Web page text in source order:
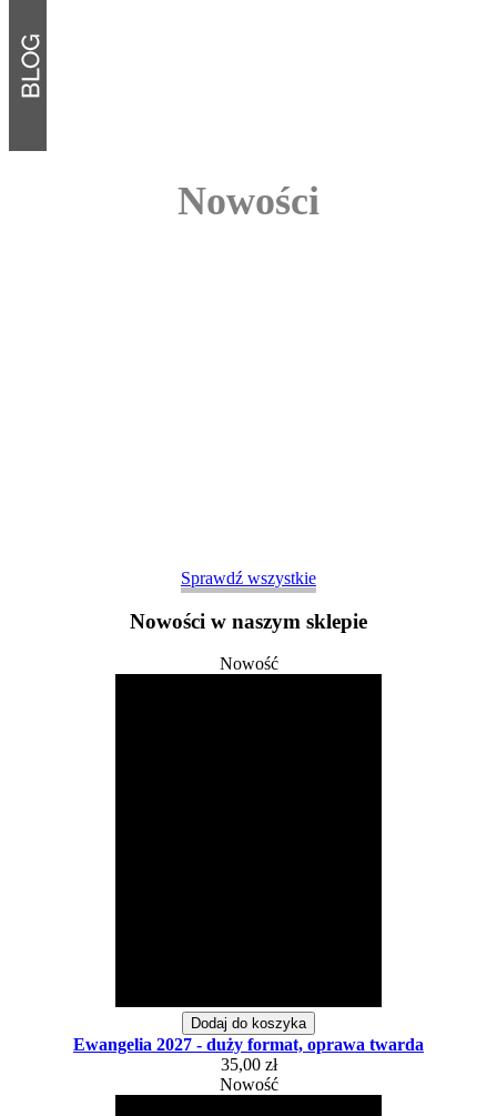
Nowości
Sprawdź wszystkie
Nowości w naszym sklepie
Nowość
Dodaj do koszyka
Ewangelia 2027 - duży format, oprawa twarda
35,00 zł
Nowość